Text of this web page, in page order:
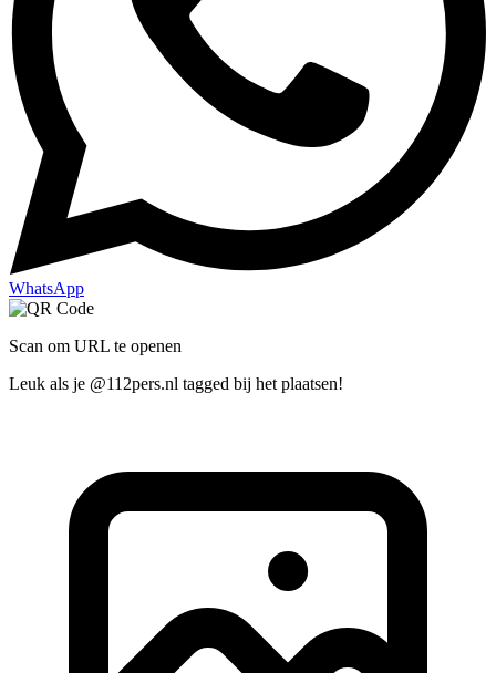
WhatsApp
Scan om URL te openen
Leuk als je @112pers.nl tagged bij het plaatsen!